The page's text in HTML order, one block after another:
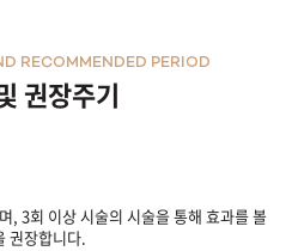
권장주기
RECOMMENDED PERIOD
, 3회 이상 시술의 시술을 통해 효과를 볼
권장합니다.